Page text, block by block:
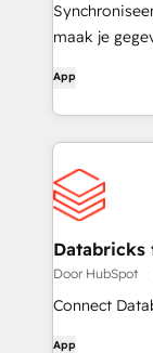
maak je
App
Databricks
Door HubSpot
Connect
App